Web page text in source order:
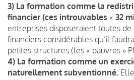
3) La formation comme la
financier (ces introuvables « 32
entreprises disposeraient toutes
financiers considérables qu’il
petites structures (les « pauvres »
4) La formation comme un
naturellement subventionné.